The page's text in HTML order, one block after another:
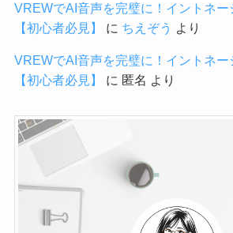
VREWでAI音声を完璧に！イントネー
【初心者必見】
に ちえぞう より
VREWでAI音声を完璧に！イントネー
【初心者必見】
に 匿名 より